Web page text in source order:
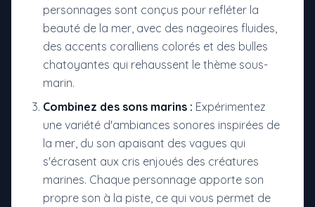
personnages sont conçus pour refléter la
beauté de la mer, avec des nageoires fluides,
des accents coralliens colorés et des bulles
chatoyantes qui rehaussent le thème sous-
marin.
Combinez des sons marins : Expérimentez
une variété d'ambiances sonores inspirées de
la mer, du son apaisant des vagues qui
s'écrasent aux cris enjoués des créatures
marines. Chaque personnage apporte son
propre son à la piste, ce qui vous permet de